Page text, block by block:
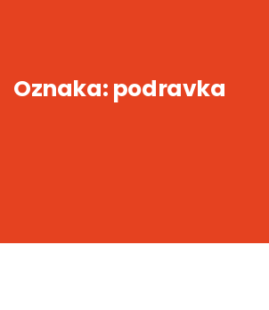
Oznaka: podravka